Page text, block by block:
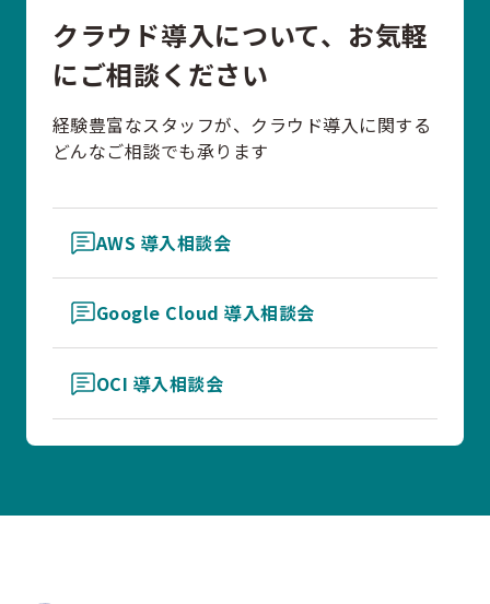
クラウド導入について、お気軽
にご相談ください
経験豊富なスタッフが、クラウド導入に関する
どんなご相談でも承ります
AWS 導入相談会
Google Cloud 導入相談会
OCI 導入相談会